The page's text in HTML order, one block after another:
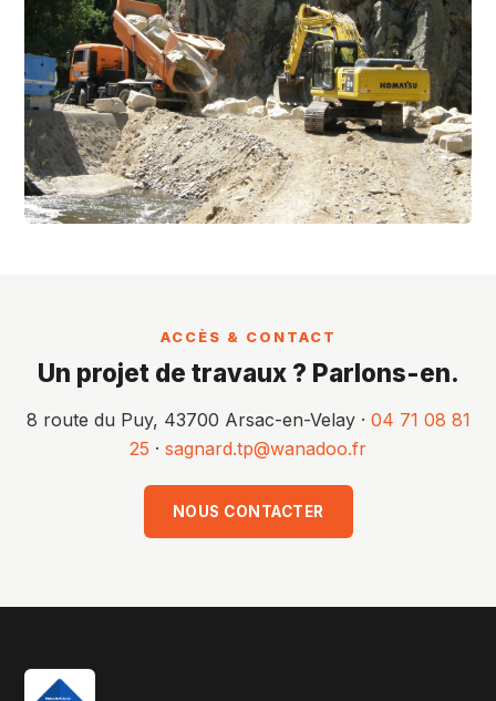
ACCÈS & CONTACT
Un projet de travaux ? Parlons-en.
8 route du Puy, 43700 Arsac-en-Velay · 04 71 08 81
25 · sagnard.tp@wanadoo.fr
NOUS CONTACTER